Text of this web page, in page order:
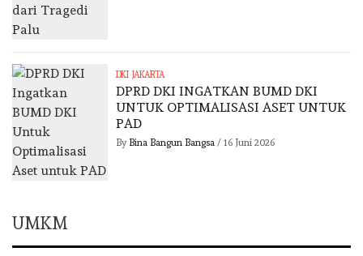
DKI JAKARTA
DPRD DKI INGATKAN BUMD DKI
UNTUK OPTIMALISASI ASET UNTUK
PAD
By Bina Bangun Bangsa/ 16 Juni 2026
UMKM